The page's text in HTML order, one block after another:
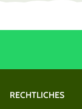
RECHTLICHES